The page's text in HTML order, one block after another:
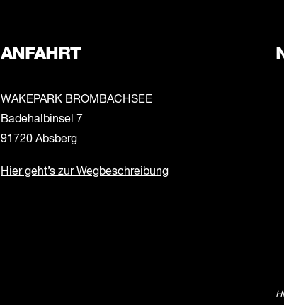
ANFAHRT
WAKEPARK BROMBACHSEE
Badehalbinsel 7
91720 Absberg
Hier geht’s zur Wegbeschreibung